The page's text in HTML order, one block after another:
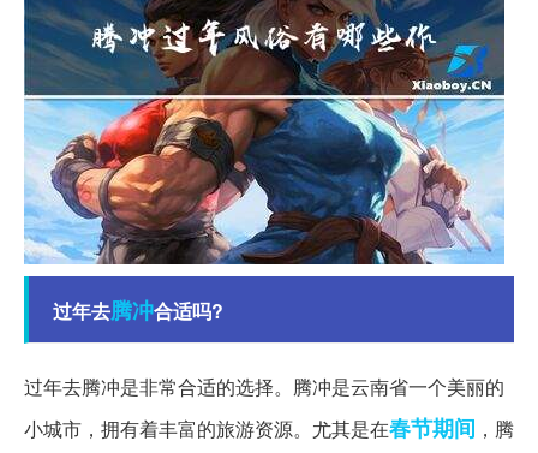
过年去腾冲合适吗?
过年去腾冲是非常合适的选择。腾冲是云南省一个美丽的
小城市，拥有着丰富的旅游资源。尤其是在春节期间 ，腾